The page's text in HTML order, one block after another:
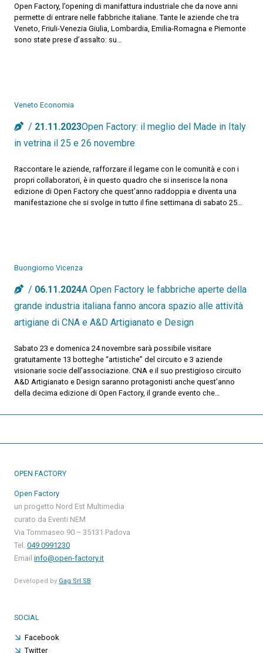
Open Factory, l’opening di manifattura industriale che da nove anni
permette di entrare nelle fabbriche italiane. Tante le aziende che tra
Veneto, Friuli-Venezia Giulia, Lombardia, Emilia-Romagna e Piemonte
sono state prese d’assalto: su…
Veneto Economia
21.11.2023Open Factory: il meglio del Made in Italy
in vetrina il 25 e 26 novembre
Raccontare le aziende, rafforzare il legame con le comunità e con i
propri collaboratori, è in questo quadro che si inserisce la nona
edizione di Open Factory che quest’anno raddoppia e diventa una
manifestazione che si svolge in tutto il fine settimana di sabato 25…
Buongiorno Vicenza
06.11.2024A Open Factory le fabbriche aperte della
grande industria italiana fanno ancora spazio alle attività
artigiane di CNA e A&D Artigianato e Design
Sabato 23 e domenica 24 novembre sarà possibile visitare
gratuitamente 13 botteghe “artistiche” del circuito e 3 aziende
visionarie socie dell’associazione. CNA e il suo prestigioso circuito
A&D Artigianato e Design saranno protagonisti anche quest’anno
della decima edizione di Open Factory, il grande evento che…
OPEN FACTORY
Open Factory
un progetto Nord Est Multimedia
curato da Eventi NEM
Via Tommaseo 90 – 35131 Padova
Tel. 049 0991230
Email info@open-factory.it
Developed by Gag Srl SB
SOCIAL
Facebook
Twitter